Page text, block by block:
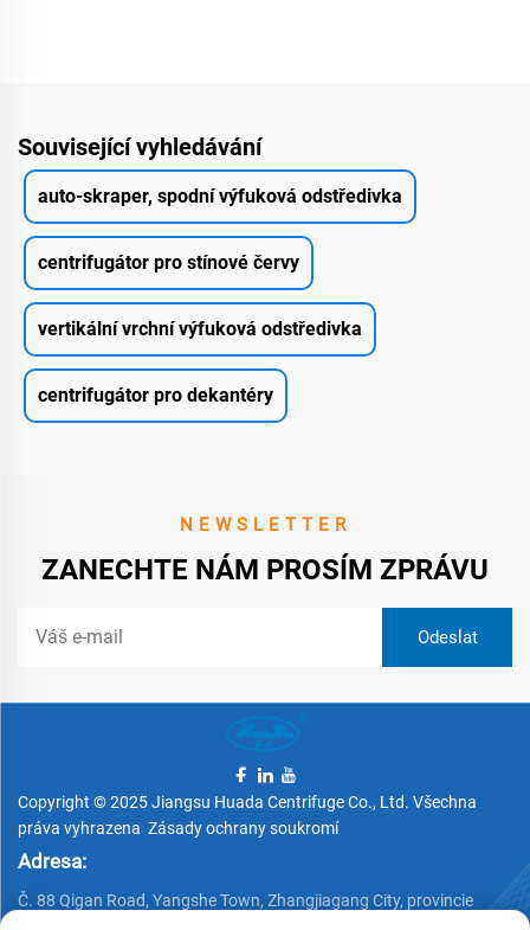
Související vyhledávání
auto-skraper, spodní výfuková odstředivka
centrifugátor pro stínové červy
vertikální vrchní výfuková odstředivka
centrifugátor pro dekantéry
NEWSLETTER
ZANECHTE NÁM PROSÍM ZPRÁVU
Copyright © 2025 Jiangsu Huada Centrifuge Co., Ltd. Všechna
práva vyhrazena Zásady ochrany soukromí
Adresa:
Č. 88 Qigan Road, Yangshe Town, Zhangjiagang City, provincie